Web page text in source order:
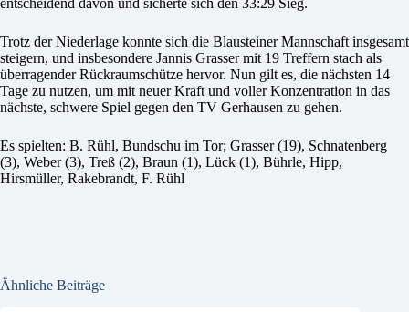
entscheidend davon und sicherte sich den 33:29 Sieg.
Trotz der Niederlage konnte sich die Blausteiner Mannschaft insgesamt
steigern, und insbesondere Jannis Grasser mit 19 Treffern stach als
überragender Rückraumschütze hervor. Nun gilt es, die nächsten 14
Tage zu nutzen, um mit neuer Kraft und voller Konzentration in das
nächste, schwere Spiel gegen den TV Gerhausen zu gehen.
Es spielten: B. Rühl, Bundschu im Tor; Grasser (19), Schnatenberg
(3), Weber (3), Treß (2), Braun (1), Lück (1), Bührle, Hipp,
Hirsmüller, Rakebrandt, F. Rühl
Ähnliche Beiträge